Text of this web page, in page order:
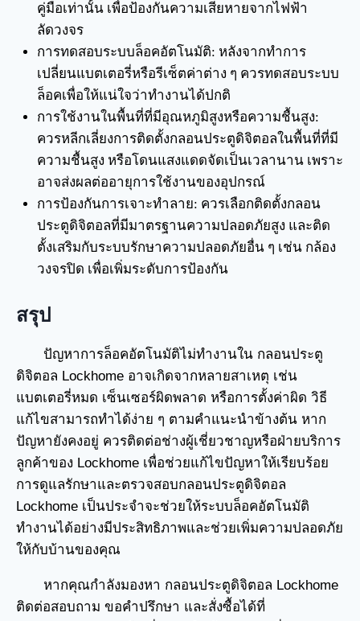
คู่มือเท่านั้น เพื่อป้องกันความเสียหายจากไฟฟ้า
ลัดวงจร
การทดสอบระบบล็อคอัตโนมัติ: หลังจากทำการ
เปลี่ยนแบตเตอรี่หรือรีเซ็ตค่าต่าง ๆ ควรทดสอบระบบ
ล็อคเพื่อให้แน่ใจว่าทำงานได้ปกติ
การใช้งานในพื้นที่ที่มีอุณหภูมิสูงหรือความชื้นสูง:
ควรหลีกเลี่ยงการติดตั้งกลอนประตูดิจิตอลในพื้นที่ที่มี
ความชื้นสูง หรือโดนแสงแดดจัดเป็นเวลานาน เพราะ
อาจส่งผลต่ออายุการใช้งานของอุปกรณ์
การป้องกันการเจาะทำลาย: ควรเลือกติดตั้งกลอน
ประตูดิจิตอลที่มีมาตรฐานความปลอดภัยสูง และติด
ตั้งเสริมกับระบบรักษาความปลอดภัยอื่น ๆ เช่น กล้อง
วงจรปิด เพื่อเพิ่มระดับการป้องกัน
สรุป
ปัญหาการล็อคอัตโนมัติไม่ทำงานใน กลอนประตู
ดิจิตอล Lockhome อาจเกิดจากหลายสาเหตุ เช่น
แบตเตอรี่หมด เซ็นเซอร์ผิดพลาด หรือการตั้งค่าผิด วิธี
แก้ไขสามารถทำได้ง่าย ๆ ตามคำแนะนำข้างต้น หาก
ปัญหายังคงอยู่ ควรติดต่อช่างผู้เชี่ยวชาญหรือฝ่ายบริการ
ลูกค้าของ Lockhome เพื่อช่วยแก้ไขปัญหาให้เรียบร้อย
การดูแลรักษาและตรวจสอบกลอนประตูดิจิตอล
Lockhome เป็นประจำจะช่วยให้ระบบล็อคอัตโนมัติ
ทำงานได้อย่างมีประสิทธิภาพและช่วยเพิ่มความปลอดภัย
ให้กับบ้านของคุณ
หากคุณกำลังมองหา กลอนประตูดิจิตอล Lockhome
ติดต่อสอบถาม ขอคำปรึกษา และสั่งซื้อได้ที่